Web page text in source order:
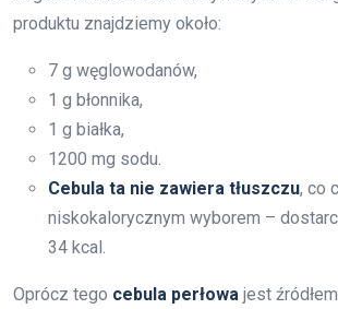
produktu znajdziemy około:
7 g węglowodanów,
1 g błonnika,
1 g białka,
1200 mg sodu.
Cebula ta nie zawiera tłuszczu, co
niskokalorycznym wyborem –
34 kcal.
Oprócz tego cebula perłowa jest